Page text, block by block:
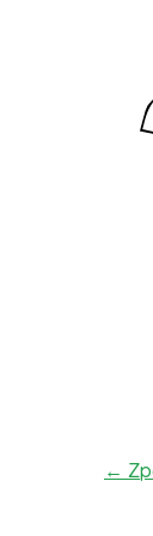
←